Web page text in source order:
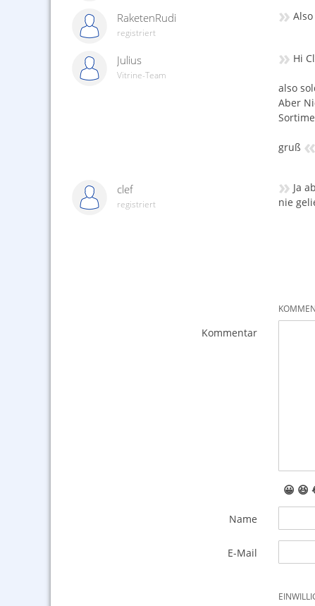
RaketenRudi
registriert
»
Julius
Vitrine-Team
» Hi
also
Aber
gruß «
clef
registriert
» Ja
nie
Kommentar
😀 😆
Name
E-Mail